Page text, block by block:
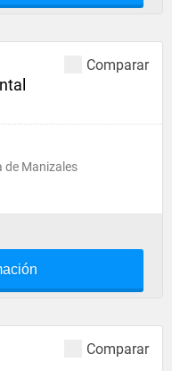
Comparar
de Manizales
Comparar